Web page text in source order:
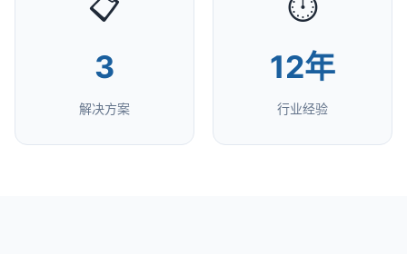
3
解决方案
12年
行业经验